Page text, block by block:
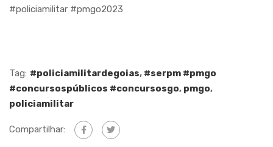
#policiamilitar #pmgo2023
Tag: #policiamilitardegoias, #serpm #pmgo
#concursospúblicos #concursosgo, pmgo,
policiamilitar
Compartilhar: